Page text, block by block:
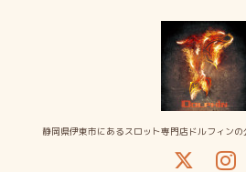
静岡県伊東市にあるスロット専門店ドルフィン